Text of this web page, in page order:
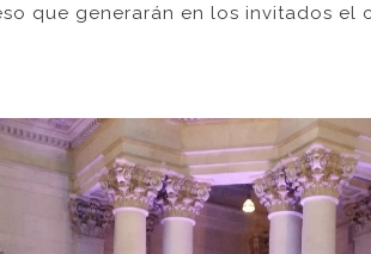
que generarán en los invitados